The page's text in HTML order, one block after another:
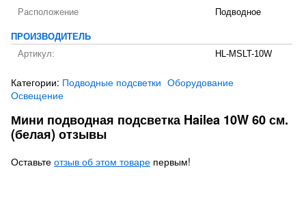
Расположение
Подводное
ПРОИЗВОДИТЕЛЬ
Артикул:
HL-MSLT-10W
Категории: Подводные подсветки Оборудование
Освещение
Мини подводная подсветка Hailea 10W 60 см.
(белая) отзывы
Оставьте отзыв об этом товаре первым!